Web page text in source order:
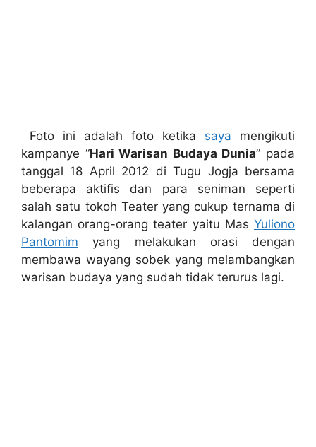
Foto ini adalah foto ketika saya mengikuti
kampanye “Hari Warisan Budaya Dunia” pada
tanggal 18 April 2012 di Tugu Jogja bersama
beberapa aktifis dan para seniman seperti
salah satu tokoh Teater yang cukup ternama di
kalangan orang-orang teater yaitu Mas Yuliono
Pantomim yang melakukan orasi dengan
membawa wayang sobek yang melambangkan
warisan budaya yang sudah tidak terurus lagi.